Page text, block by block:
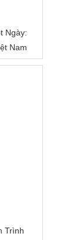
Ngày:
Nam
Trình